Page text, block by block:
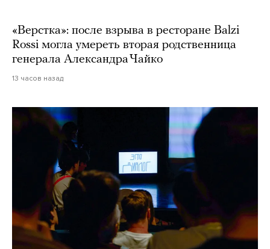
«Верстка»: после взрыва в ресторане Balzi
Rossi могла умереть вторая родственница
генерала Александра Чайко
13 часов назад